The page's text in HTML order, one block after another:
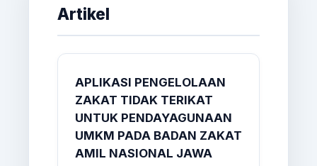
Artikel
APLIKASI PENGELOLAAN
ZAKAT TIDAK TERIKAT
UNTUK PENDAYAGUNAAN
UMKM PADA BADAN ZAKAT
AMIL NASIONAL JAWA